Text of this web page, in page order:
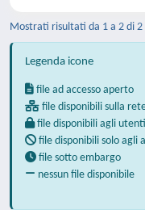
Mostrati risultati da 1 a 2 di 2
Legenda icone
file ad accesso aperto
file disponibili sulla
file disponibili agli
file disponibili solo agli
file sotto embargo
nessun file disponibile